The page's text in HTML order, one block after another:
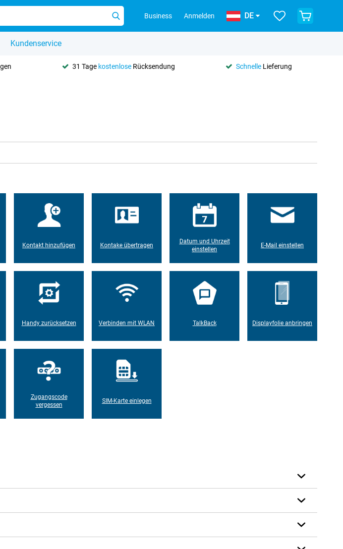
Business Anmelden DE
Kundenservice
31 Tage kostenloseRücksendung SchnelleLieferung
Kontakt hinzufügen Kontake übertragen
Datum und Uhrzeit
einstellen
E-Mail einstellen
Handy zurücksetzen Verbinden mit WLAN TalkBack Displayfolie anbringen
Zugangscode
vergessen
SIM-Karte einlegen